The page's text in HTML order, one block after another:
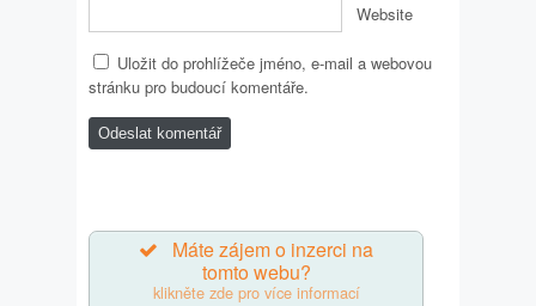
Website
Uložit do prohlížeče jméno, e-mail a webovou
stránku pro budoucí komentáře.
Máte zájem o inzerci na
tomto webu?
klikněte zde pro více informací